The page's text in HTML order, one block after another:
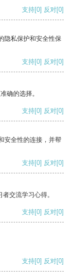
支持[0] 反对[0]
隐私保护和安全性保
支持[0] 反对[0]
确的选择。
支持[0] 反对[0]
安全性的连接，并帮
支持[0] 反对[0]
交流学习心得。
支持[0] 反对[0]
支持[0] 反对[0]